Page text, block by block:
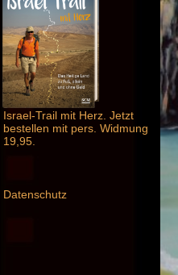
Israel-Trail mit Herz. Jetzt
bestellen mit pers. Widmung
19,95.
Datenschutz